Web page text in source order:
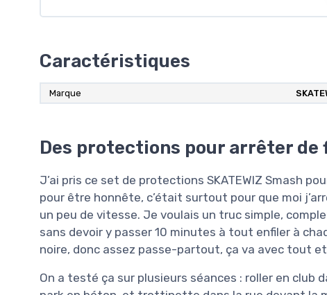
Caractéristiques
Marque
Des protections pour arrêter de
J’ai pris ce set de protections SKATEWIZ Smash
pour être honnête, c’était surtout pour que moi
un peu de vitesse. Je voulais un truc simple,
sans devoir y passer 10 minutes à tout enfiler à
noire, donc assez passe-partout, ça va avec tout
On a testé ça sur plusieurs séances : roller en club